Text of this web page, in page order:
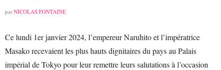
par NICOLAS FONTAINE
Ce lundi 1er janvier 2024, l’empereur Naruhito et l’impératrice
Masako recevaient les plus hauts dignitaires du pays au Palais
impérial de Tokyo pour leur remettre leurs salutations à l’occasion